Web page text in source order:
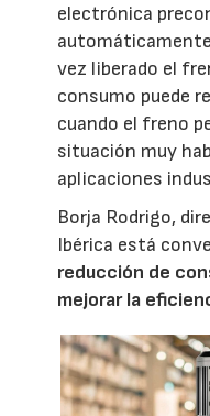
electrónica
vez liberado el
consumo puede
cuando el freno
situación muy
aplicaciones
Borja Rodrigo,
Ibérica está
reducción de
mejorar la